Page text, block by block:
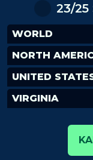
23/25
WORLD
NORTH
UNITED
VIRGINIA